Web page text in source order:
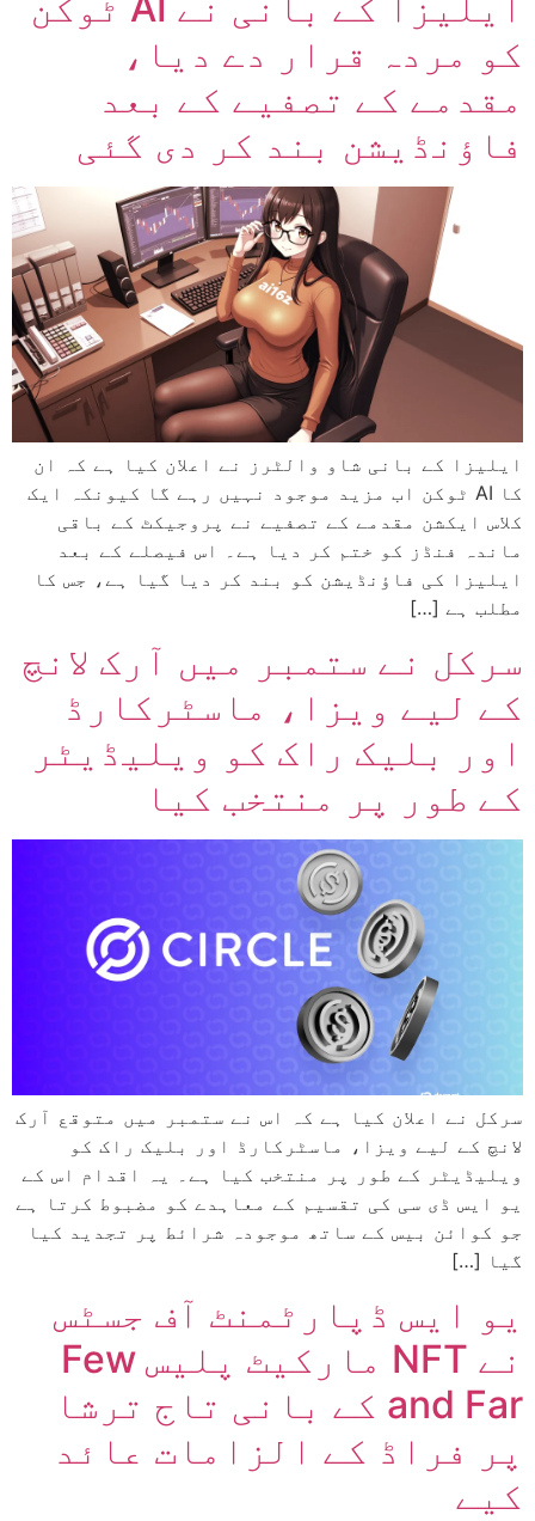
کو مردہ قرار دے دیا،
مقدمے کے تصفیے کے بعد
فاؤنڈیشن بند کر دی گئی
ایلیزا کے بانی شاو والٹرز نے اعلان کیا ہے کہ ان
کا AI ٹوکن اب مزید موجود نہیں رہے گا کیونکہ ایک
کلاس ایکشن مقدمے کے تصفیے نے پروجیکٹ کے باقی
ماندہ فنڈز کو ختم کر دیا ہے۔ اس فیصلے کے بعد
ایلیزا کی فاؤنڈیشن کو بند کر دیا گیا ہے، جس کا
مطلب ہے […]
سرکل نے ستمبر میں آرک لانچ
کے لیے ویزا، ماسٹرکارڈ
اور بلیک راک کو ویلیڈیٹر
کے طور پر منتخب کیا
سرکل نے اعلان کیا ہے کہ اس نے ستمبر میں متوقع آرک
لانچ کے لیے ویزا، ماسٹرکارڈ اور بلیک راک کو
ویلیڈیٹر کے طور پر منتخب کیا ہے۔ یہ اقدام اس کے
یو ایس ڈی سی کی تقسیم کے معاہدے کو مضبوط کرتا ہے
جو کوائن بیس کے ساتھ موجودہ شرائط پر تجدید کیا
گیا […]
یو ایس ڈپارٹمنٹ آف جسٹس
نے NFT مارکیٹ پلیس Few
and Far کے بانی تاج ترشا
پر فراڈ کے الزامات عائد
کیے